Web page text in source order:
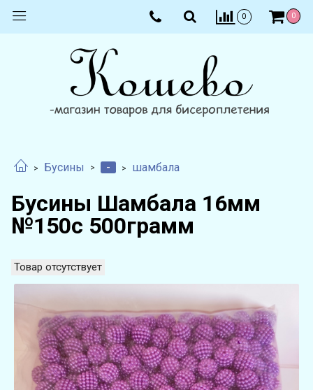
0 0
Бусины - шамбала
Бусины Шамбала 16мм
№150с 500грамм
Товар отсутствует